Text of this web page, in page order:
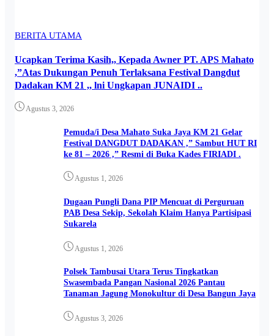
BERITA UTAMA
Ucapkan Terima Kasih,, Kepada Awner PT. APS Mahato
,”Atas Dukungan Penuh Terlaksana Festival Dangdut
Dadakan KM 21 ,, lni Ungkapan JUNAIDI ..
Agustus 3, 2026
Pemuda/i Desa Mahato Suka Jaya KM 21 Gelar
Festival DANGDUT DADAKAN ,” Sambut HUT RI
ke 81 – 2026 ,” Resmi di Buka Kades FIRIADI .
Agustus 1, 2026
Dugaan Pungli Dana PIP Mencuat di Perguruan
PAB Desa Sekip, Sekolah Klaim Hanya Partisipasi
Sukarela
Agustus 1, 2026
Polsek Tambusai Utara Terus Tingkatkan
Swasembada Pangan Nasional 2026 Pantau
Tanaman Jagung Monokultur di Desa Bangun Jaya
Agustus 3, 2026